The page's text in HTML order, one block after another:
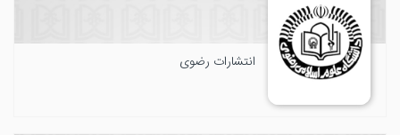
انتشارات رضوی